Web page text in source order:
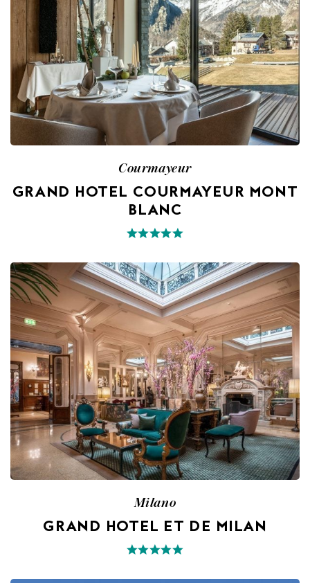
Courmayeur
GRAND HOTEL COURMAYEUR MONT
BLANC
Milano
GRAND HOTEL ET DE MILAN